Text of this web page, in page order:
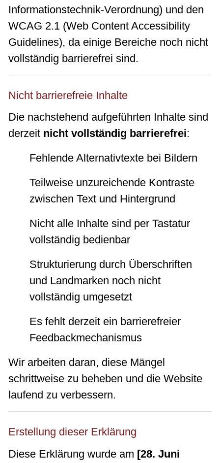
Informationstechnik-Verordnung) und den
WCAG 2.1 (Web Content Accessibility
Guidelines), da einige Bereiche noch nicht
vollständig barrierefrei sind.
Nicht barrierefreie Inhalte
Die nachstehend aufgeführten Inhalte sind
derzeit nicht vollständig barrierefrei:
Fehlende Alternativtexte bei Bildern
Teilweise unzureichende Kontraste
zwischen Text und Hintergrund
Nicht alle Inhalte sind per Tastatur
vollständig bedienbar
Strukturierung durch Überschriften
und Landmarken noch nicht
vollständig umgesetzt
Es fehlt derzeit ein barrierefreier
Feedbackmechanismus
Wir arbeiten daran, diese Mängel
schrittweise zu beheben und die Website
laufend zu verbessern.
Erstellung dieser Erklärung
Diese Erklärung wurde am [28. Juni